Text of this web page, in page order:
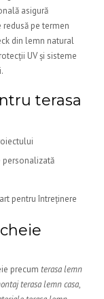
asigură
pe termen
din lemn natural
UV și sisteme
terasa
personalizată
pentru întreținere
precum terasa lemn
terasa lemn casa,